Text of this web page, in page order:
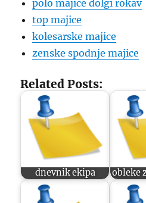
polo majice dolgi rokav
top majice
kolesarske majice
zenske spodnje majice
Related Posts:
dnevnik ekipa obleke